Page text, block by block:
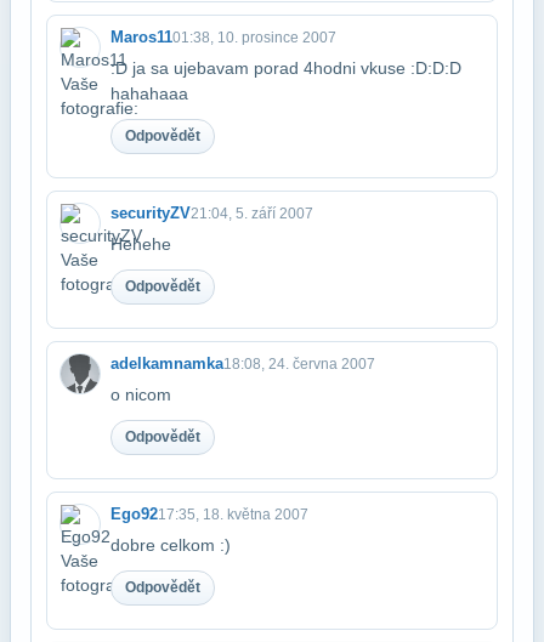
Maros1101:38, 10. prosince 2007
:D ja sa ujebavam porad 4hodni vkuse :D:D:D
hahahaaa
Odpovědět
securityZV21:04, 5. září 2007
Hehehe
Odpovědět
adelkamnamka18:08, 24. června 2007
o nicom
Odpovědět
Ego9217:35, 18. května 2007
dobre celkom :)
Odpovědět